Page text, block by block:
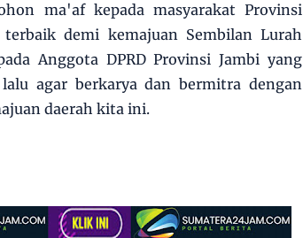
ma'af kepada masyarakat Provinsi
demi kemajuan Sembilan Lurah
Anggota DPRD Provinsi Jambi yang
agar berkarya dan bermitra dengan
daerah kita ini.